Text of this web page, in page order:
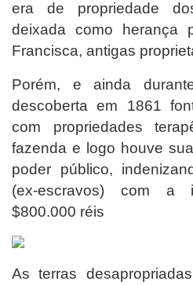
era de propriedade
deixada como herança
Francisca, antigas
Porém, e ainda
descobertaem 1861
com propriedades
fazenda e logo houve
poder público,
(ex-escravos) com a
$800.000 réis
As terras